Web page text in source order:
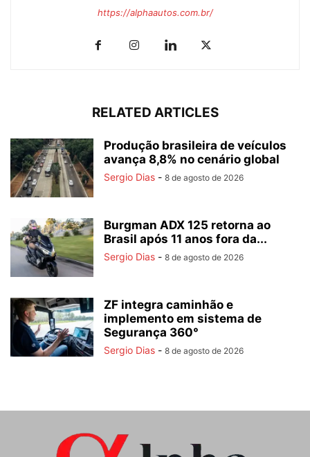
https://alphaautos.com.br/
RELATED ARTICLES
Produção brasileira de veículos
avança 8,8% no cenário global
Sergio Dias - 8 de agosto de 2026
Burgman ADX 125 retorna ao
Brasil após 11 anos fora da...
Sergio Dias - 8 de agosto de 2026
ZF integra caminhão e
implemento em sistema de
Segurança 360°
Sergio Dias - 8 de agosto de 2026